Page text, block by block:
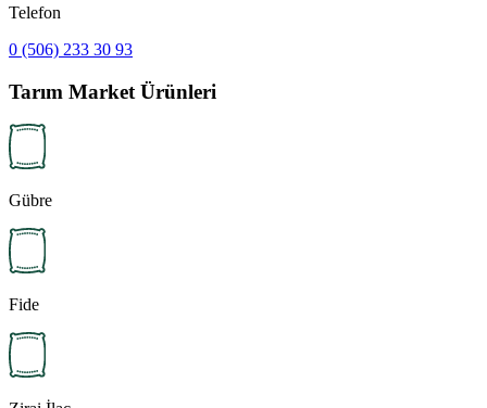
Telefon
0 (506) 233 30 93
Tarım Market Ürünleri
Gübre
Fide